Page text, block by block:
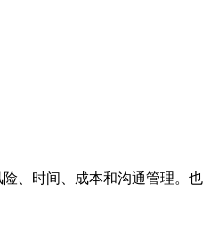
、时间、成本和沟通管理。也